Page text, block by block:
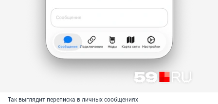
Так выглядит переписка в личных сообщениях